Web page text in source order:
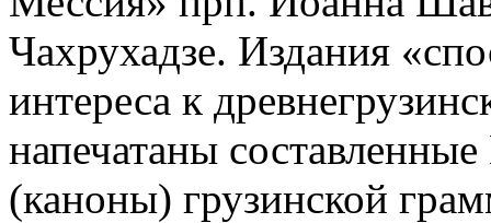
Чахрухадзе. Издания
интереса к
напечатаны
(каноны) грузинской